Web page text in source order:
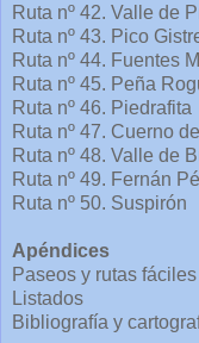
Ruta nº 42. Valle de
Ruta nº 43. Pico
Ruta nº 44. Fuentes
Ruta nº 45. Peña
Ruta nº 46. Piedrafita
Ruta nº 47. Cuerno
Ruta nº 48. Valle de
Ruta nº 49. Fernán
Ruta nº 50. Suspirón
Apéndices
Paseos y rutas fáciles
Listados
Bibliografía y